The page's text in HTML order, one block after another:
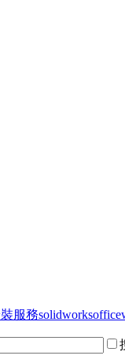
服務solidworksoffice